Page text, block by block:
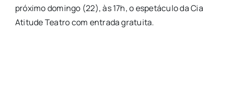
próximo domingo (22), às 17h, o espetáculo da Cia
Atitude Teatro com entrada gratuita.